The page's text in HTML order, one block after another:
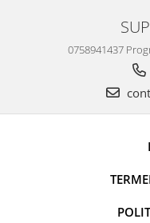
0758941437